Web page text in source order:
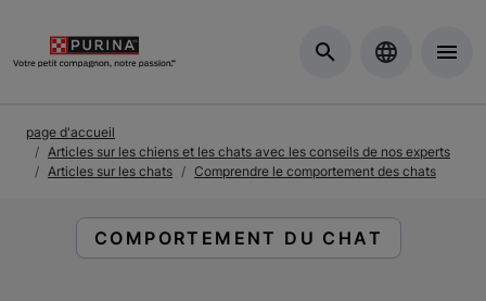
page d'accueil
Articles sur les chiens et les chats avec les conseils de nos experts
Articles sur les chats
Comprendre le comportement des chats
LIRE DES ARTICLES À PROPOS DE :
COMPORTEMENT DU CHAT